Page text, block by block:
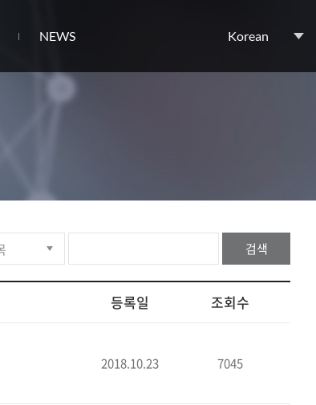
Korean
NEWS
검색
등록일 조회수
2018.10.23 7045